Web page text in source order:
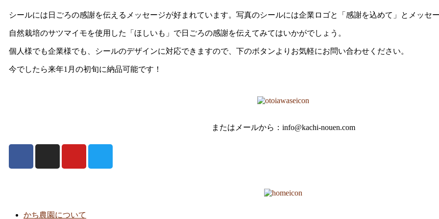
シールには日ごろの感謝を伝えるメッセージが好まれています。写真のシールには企業ロゴと「感謝を込めて」とメッセ
自然栽培のサツマイモを使用した「ほしいも」で日ごろの感謝を伝えてみてはいかがでしょう。
個人様でも企業様でも、シールのデザインに対応できますので、下のボタンよりお気軽にお問い合わせください。
今でしたら来年1月の初旬に納品可能です！
またはメールから：info@kachi-nouen.com
かち農園について